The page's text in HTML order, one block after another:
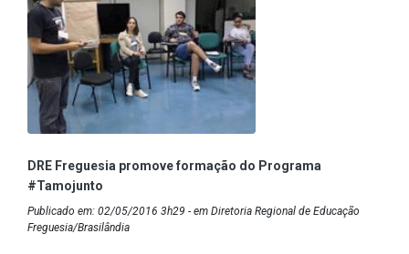
DRE Freguesia promove formação do Programa
#Tamojunto
Publicado em: 02/05/2016 3h29 - em Diretoria Regional de Educação
Freguesia/Brasilândia